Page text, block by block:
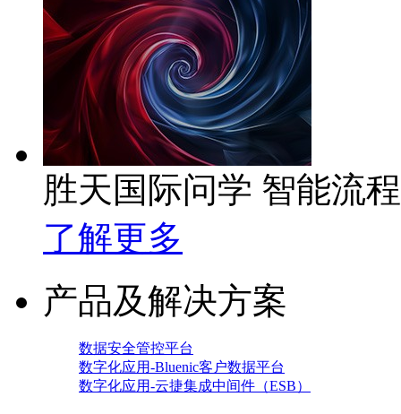
胜天国际问学 智能流
了解更多
产品及解决方案
数据安全管控平台
数字化应用-Bluenic客户数据平台
数字化应用-云捷集成中间件（ESB）